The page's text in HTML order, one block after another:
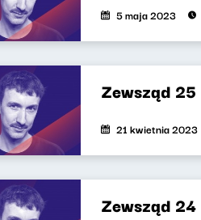
5 maja 2023
Zewsząd 25
21 kwietnia 2023
Zewsząd 24